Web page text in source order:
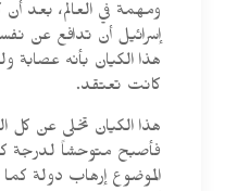
ومهمة في العالم، بعد
إسرائيل أن تدافع عن
هذا الكيان بأنه عصابة
كانت تعتقد.
هذا الكيان تخلى عن كل
فأصبح متوحشاً لدرجة
الموضوع إرهاب دولة